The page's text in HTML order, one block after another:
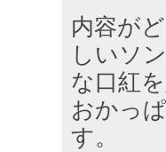
内容が
しいソ
な口紅
おかっ
す。